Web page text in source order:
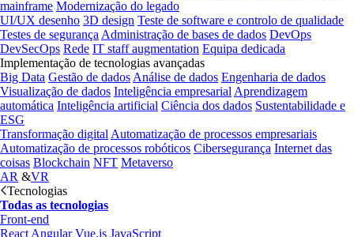
mainframe Modernização do legado
UI/UX desenho 3D design Teste de software e controlo de qualidade
Testes de segurança Administração de bases de dados DevOps
DevSecOps Rede IT staff augmentation Equipa dedicada
Implementação de tecnologias avançadas
Big Data Gestão de dados Análise de dados Engenharia de dados
Visualização de dados Inteligência empresarial Aprendizagem
automática Inteligência artificial Ciência dos dados Sustentabilidade e
ESG
Transformação digital Automatização de processos empresariais
Automatização de processos robóticos Cibersegurança Internet das
coisas Blockchain NFT Metaverso
AR &VR
Tecnologias
Todas as tecnologias
Front-end
React Angular Vue.js JavaScript